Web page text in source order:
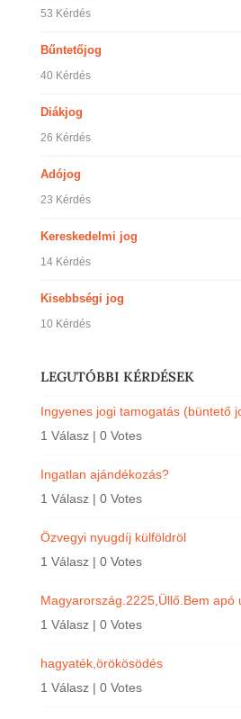
53 Kérdés
Bűntetőjog
40 Kérdés
Diákjog
26 Kérdés
Adójog
23 Kérdés
Kereskedelmi jog
14 Kérdés
Kisebbségi jog
10 Kérdés
LEGUTÓBBI KÉRDÉSEK
Ingyenes jogi tamogatás (büntető
1 Válasz | 0 Votes
Ingatlan ajándékozás?
1 Válasz | 0 Votes
Özvegyi nyugdíj külföldröl
1 Válasz | 0 Votes
Magyarország.2225,Üllő.Bem apó
1 Válasz | 0 Votes
hagyaték,örökösödés
1 Válasz | 0 Votes